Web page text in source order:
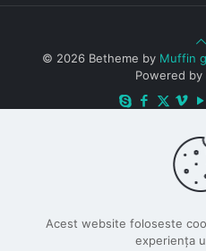
© 2026 Betheme by Muffin
Powered by
Acest website foloseste
experiența